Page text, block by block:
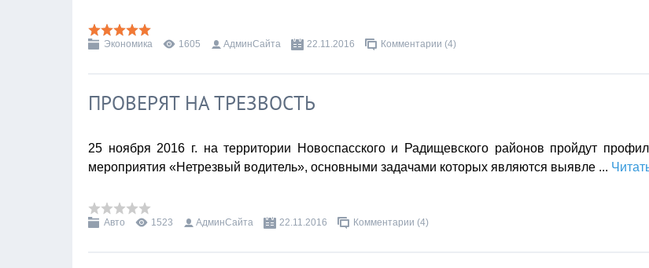
Экономика 1605 АдминСайта 22.11.2016 Комментарии (4)
ПРОВЕРЯТ НА ТРЕЗВОСТЬ
25 ноября 2016 г. на территории Новоспасского и Радищевского районов пройдут
мероприятия «Нетрезвый водитель», основными задачами которых являются выявле ...
Авто 1523 АдминСайта 22.11.2016 Комментарии (4)